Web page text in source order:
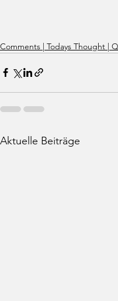
Comments | Todays Thought |
Aktuelle Beiträge